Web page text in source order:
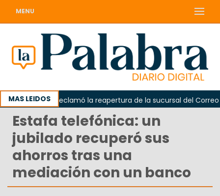
MENU
MAS LEIDOS
Odarda reclamó la reapertura de la sucursal del Correo
Estafa telefónica: un
jubilado recuperó sus
ahorros tras una
mediación con un banco